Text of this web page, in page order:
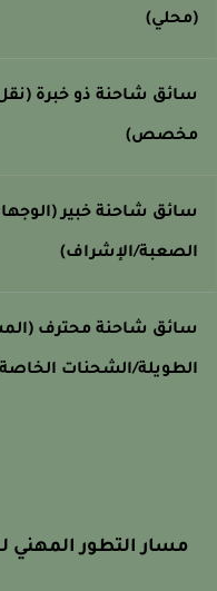
(محلي)
سائق شاحنة ذو خبرة (نقل
مخصص)
سائق شاحنة خبير (الوجهات
الصعبة/الإشراف)
سائق شاحنة محترف
الطويلة/الشحنات الخاصة)
مسار التطور المهني